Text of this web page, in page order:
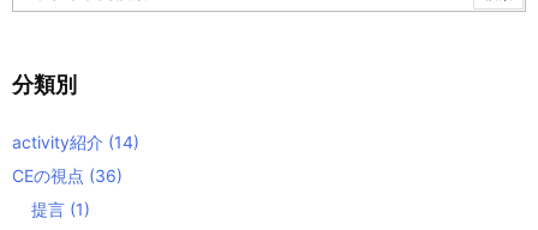
分類別
activity紹介 (14)
CEの視点 (36)
提言 (1)